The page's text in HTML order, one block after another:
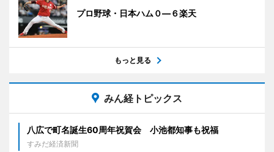
プロ野球・日本ハム０―６楽天
もっと見る
みん経トピックス
八広で町名誕生60周年祝賀会 小池都知事も祝福
すみだ経済新聞